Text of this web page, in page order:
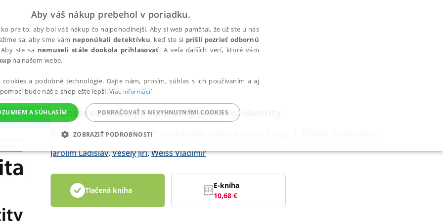
odbory Psychiatria, psychoterapia
Transsexualita a jiné poruchy pohlavní identity
Fifková Hanka,Weiss Petr,Procházka Ivo
Jarolím Ladislav,Veselý Jiří,Weiss Vladimír
Tlačená kniha
E-kniha
10,68 €
Aby váš nákup prebehol v poriadku.
pre to, aby bol váš nákup čo najpohodlnejší. Aby si web pamätal, že už ste u nás
sa, aby sme vám neponúkali detektívku, keď ste si prišli pozrieť odbornú
ste sa nemuseli stále dookola prihlasovať. A veľa ďalších vecí, ktoré vám
na našom webe.
a podobné technológie. Dajte nám, prosím, súhlas s ich používaním a aj
bude náš e-shop ešte lepší.Viac informácií
A SÚHLASÍM POKRAČOVAŤ S NEVYHNUTNÝMI COOKIES
ZOBRAZIŤ PODROBNOSTI
ANALYTICKÉ MARKETINGOVÉ FUNKČNÉ NEZARADENÉ SÚBORY
Marketingové Funkčné Nezaradené súbory
ako je prihlásenie používateľa a správa účtu. Bez nevyhnutných súborov cookie nie je možné webové stránky správne používať.